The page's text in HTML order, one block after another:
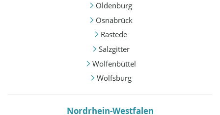
Oldenburg
Osnabrück
Rastede
Salzgitter
Wolfenbüttel
Wolfsburg
Nordrhein-Westfalen